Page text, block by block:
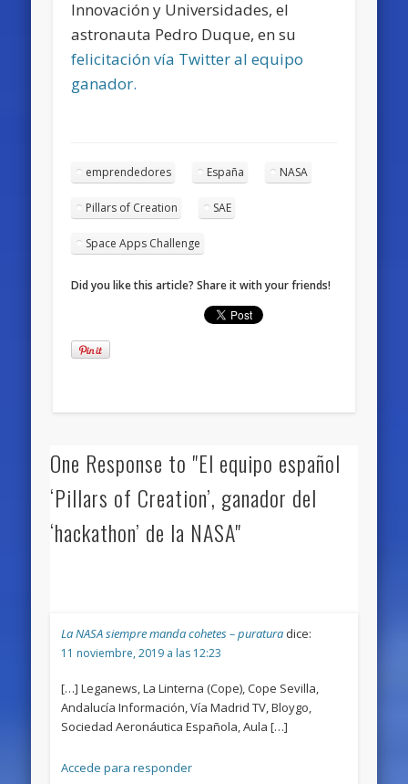
Innovación y Universidades, el
astronauta Pedro Duque, en su
felicitación vía Twitter al equipo
ganador.
emprendedores España NASA
Pillars of Creation SAE
Space Apps Challenge
Did you like this article? Share it with your friends!
One Response to "El equipo español
‘Pillars of Creation’, ganador del
‘hackathon’ de la NASA"
La NASA siempre manda cohetes – puratura dice:
11 noviembre, 2019 a las 12:23
[…] Leganews, La Linterna (Cope), Cope Sevilla,
Andalucía Información, Vía Madrid TV, Bloygo,
Sociedad Aeronáutica Española, Aula […]
Accede para responder